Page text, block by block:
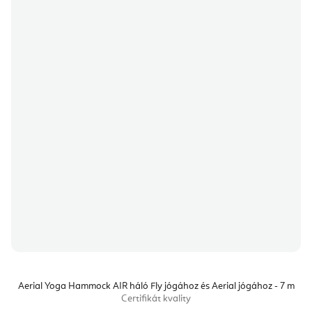
Aerial Yoga Hammock AIR háló Fly jógához és Aerial jógához - 7 m
Certifikát kvality